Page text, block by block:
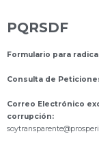
PQRSDF
Formulario para
Consulta de
Correo Electrónico
corrupción:
s